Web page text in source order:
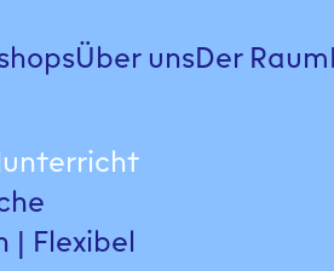
Über uns Der Raum
| Flexibel